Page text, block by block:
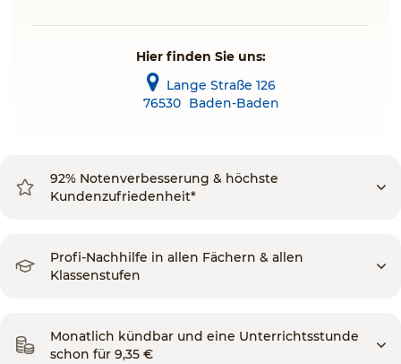
Hier finden Sie uns:
Lange Straße 126
76530 Baden-Baden
92% Notenverbesserung & höchste
Kundenzufriedenheit*
Profi-Nachhilfe in allen Fächern & allen
Klassenstufen
Monatlich kündbar und eine Unterrichtsstunde
schon für 9,35 €